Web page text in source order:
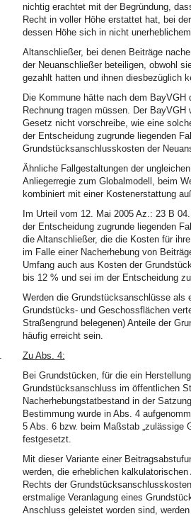
nichtig erachtet mit der Begründung,
Recht in voller Höhe erstattet hat, bei
dessen Höhe sich in nicht
Altanschließer, bei denen Beiträge
der Neuanschließer beteiligen, obwohl
gezahlt hatten und ihnen diesbezüglich
Die Kommune hätte nach dem
Rechnung tragen müssen. Der
Gesetz nicht vorschreibe, wie eine
der Entscheidung zugrunde liegenden
Grundstücksanschlusskosten der
Ähnliche Fallgestaltungen der
Anliegerregie zum Globalmodell, beim
kombiniert mit einer Kostenerstattung
Im Urteil vom 12. Mai 2005 Az.: 23 B
der Entscheidung zugrunde liegenden
die Altanschließer, die die Kosten für
im Falle einer Nacherhebung von
Umfang auch aus Kosten der
bis 12 % und sei im der Entscheidung
Werden die Grundstücksanschlüsse als
Grundstücks- und Geschossflächen
Straßengrund belegenen) Anteile der
häufig erreicht sein.
Zu Abs. 4:
Bei Grundstücken, für die ein
Grundstücksanschluss im öffentlichen
Nacherhebungstatbestand in der
Bestimmung wurde in Abs. 4
5 Abs. 6 bzw. beim Maßstab „zulässige
festgesetzt.
Mit dieser Variante einer
werden, die erheblichen
Rechts der
erstmalige Veranlagung eines
Anschluss geleistet worden sind,